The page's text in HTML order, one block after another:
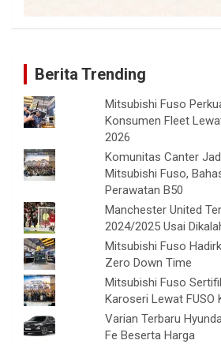
Berita Trending
Mitsubishi Fuso
Konsumen Fleet
2026
Komunitas Canter
Mitsubishi Fuso,
Perawatan B50
Manchester United
2024/2025 Usai
Mitsubishi Fuso
Zero Down Time
Mitsubishi Fuso
Karoseri Lewat FUSO
Varian Terbaru
Fe Beserta Harga